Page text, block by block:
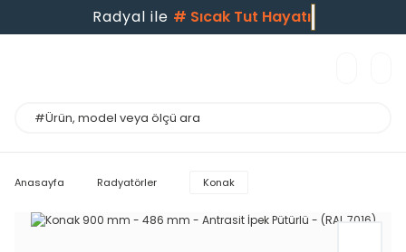
Radyal ile # Sıcak Tut Hayatı
Anasayfa Radyatörler Konak